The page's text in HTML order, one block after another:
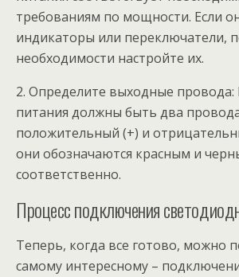
требованиям по мощности. Если
индикаторы или переключатели,
необходимости настройте их.
2. Определите выходные провода:
питания должны быть два
положительный (+) и
они обозначаются красным и
соответственно.
Процесс подключения
Теперь, когда все готово, можно
самому интересному –